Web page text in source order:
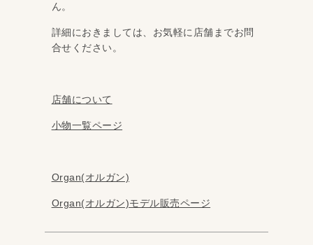
ん。
詳細におきましては、お気軽に店舗までお問
合せください。
店舗について
小物一覧ページ
Organ(オルガン)
Organ(オルガン)モデル販売ページ